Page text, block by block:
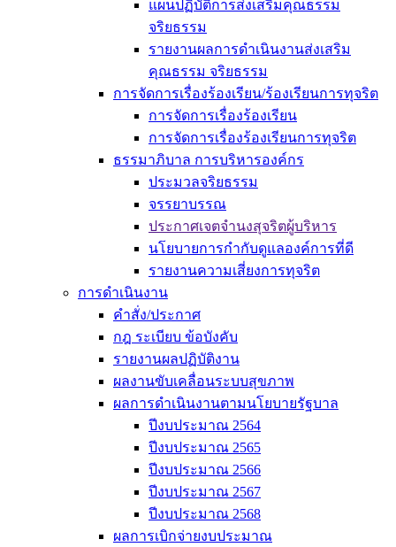
แผนปฏิบัติการส่งเสริมคุณธรรม
จริยธรรม
รายงานผลการดำเนินงานส่งเสริม
คุณธรรม จริยธรรม
การจัดการเรื่องร้องเรียน/ร้องเรียนการทุจริต
การจัดการเรื่องร้องเรียน
การจัดการเรื่องร้องเรียนการทุจริต
ธรรมาภิบาล การบริหารองค์กร
ประมวลจริยธรรม
จรรยาบรรณ
ประกาศเจตจำนงสุจริตผู้บริหาร
นโยบายการกำกับดูแลองค์การที่ดี
รายงานความเสี่ยงการทุจริต
การดำเนินงาน
คำสั่ง/ประกาศ
กฎ ระเบียบ ข้อบังคับ
รายงานผลปฏิบัติงาน
ผลงานขับเคลื่อนระบบสุขภาพ
ผลการดำเนินงานตามนโยบายรัฐบาล
ปีงบประมาณ 2564
ปีงบประมาณ 2565
ปีงบประมาณ 2566
ปีงบประมาณ 2567
ปีงบประมาณ 2568
ผลการเบิกจ่ายงบประมาณ